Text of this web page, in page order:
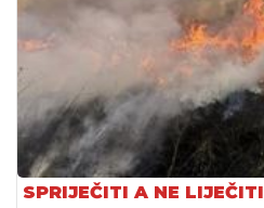
SPRIJEČITI A NE LIJEČITI